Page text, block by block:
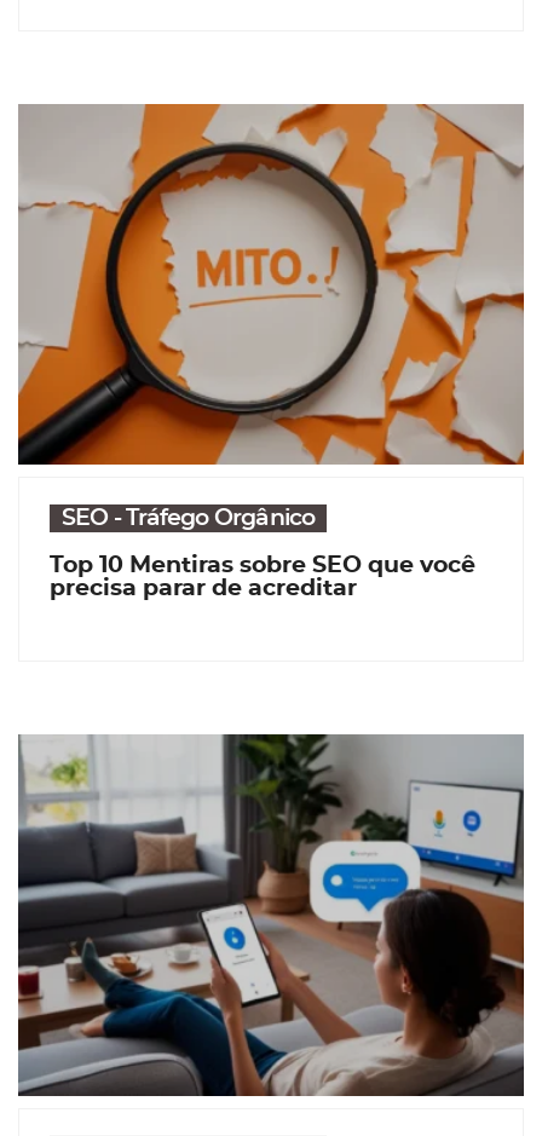
SEO - Tráfego Orgânico
Top 10 Mentiras sobre SEO que você
precisa parar de acreditar